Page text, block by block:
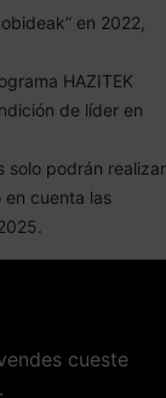
en 2022,
HAZITEK
de líder en
solo podrán realizar
cuenta las
cueste